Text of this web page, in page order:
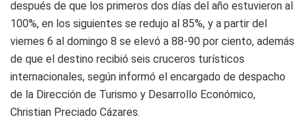
después de que los primeros dos días del año estuvieron al
100%, en los siguientes se redujo al 85%, y a partir del
viernes 6 al domingo 8 se elevó a 88-90 por ciento, además
de que el destino recibió seis cruceros turísticos
internacionales, según informó el encargado de despacho
de la Dirección de Turismo y Desarrollo Económico,
Christian Preciado Cázares.